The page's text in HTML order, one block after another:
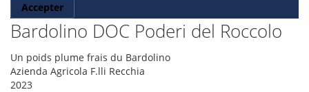
Accepter
Bardolino DOC Poderi del Roccolo
Un poids plume frais du Bardolino
Azienda Agricola F.lli Recchia
2023